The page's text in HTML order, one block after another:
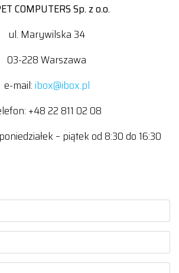
COMPUTERS Sp. z o.o.
ul. Marywilska 34
03-228 Warszawa
e-mail:ibox@ibox.pl
+48 22 811 02 08
– piątek od 8:30 do 16:30